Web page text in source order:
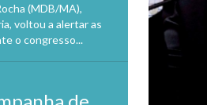
(MDB/MA),
voltou a alertar as
o congresso...